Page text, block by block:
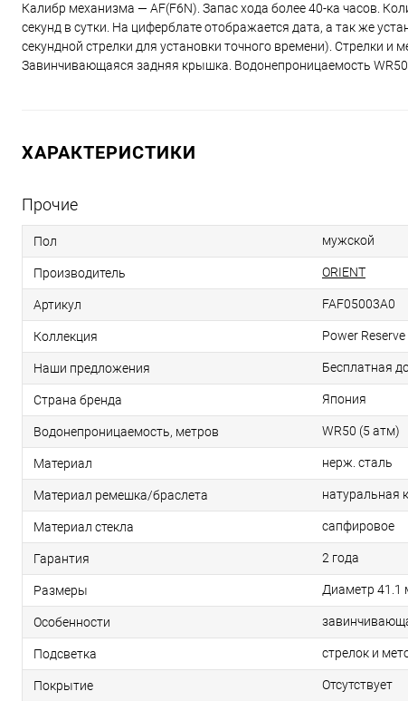
Калибр механизма — AF(F6N). Запас хода более 40-ка часов.
секунд в сутки. На циферблате отображается дата, а так же
секундной стрелки для установки точного времени). Стрелки
Завинчивающаяся задняя крышка. Водонепроницаемость
ХАРАКТЕРИСТИКИ
Прочие
Пол мужской
Производитель ORIENT
Артикул FAF05003A0
Коллекция Power Reserve
Наши предложения Бесплатная
Страна бренда Япония
Водонепроницаемость, метров WR50 (5 атм)
Материал нерж. сталь
Материал ремешка/браслета натуральная
Материал стекла сапфировое
Гарантия 2 года
Размеры Диаметр 41.1
Особенности
Подсветка стрелок и
Покрытие Отсутствует